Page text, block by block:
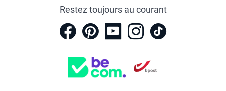
Restez toujours au courant